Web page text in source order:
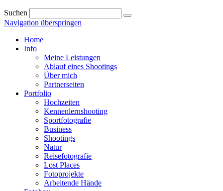
Suchen
Navigation überspringen
Home
Info
Meine Leistungen
Ablauf eines Shootings
Über mich
Partnerseiten
Portfolio
Hochzeiten
Kennenlernshooting
Sportfotografie
Business
Shootings
Natur
Reisefotografie
Lost Places
Fotoprojekte
Arbeitende Hände